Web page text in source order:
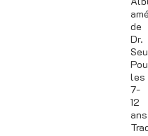
de
Dr.
les
7-
12
ans